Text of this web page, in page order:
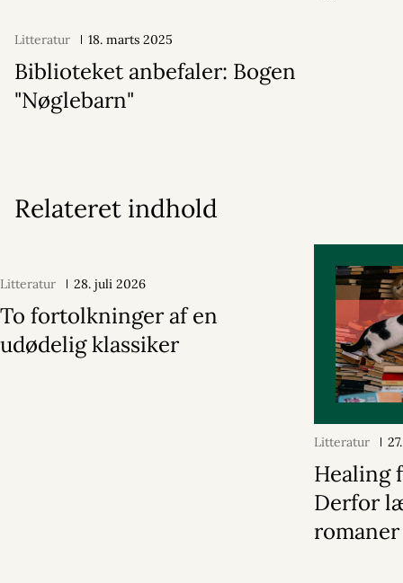
Litteratur 18. marts 2025
Biblioteket anbefaler: Bogen
"Nøglebarn"
Relateret indhold
Litteratur 28. juli 2026
To fortolkninger af en
udødelig klassiker
Litteratur
Healing
Derfor